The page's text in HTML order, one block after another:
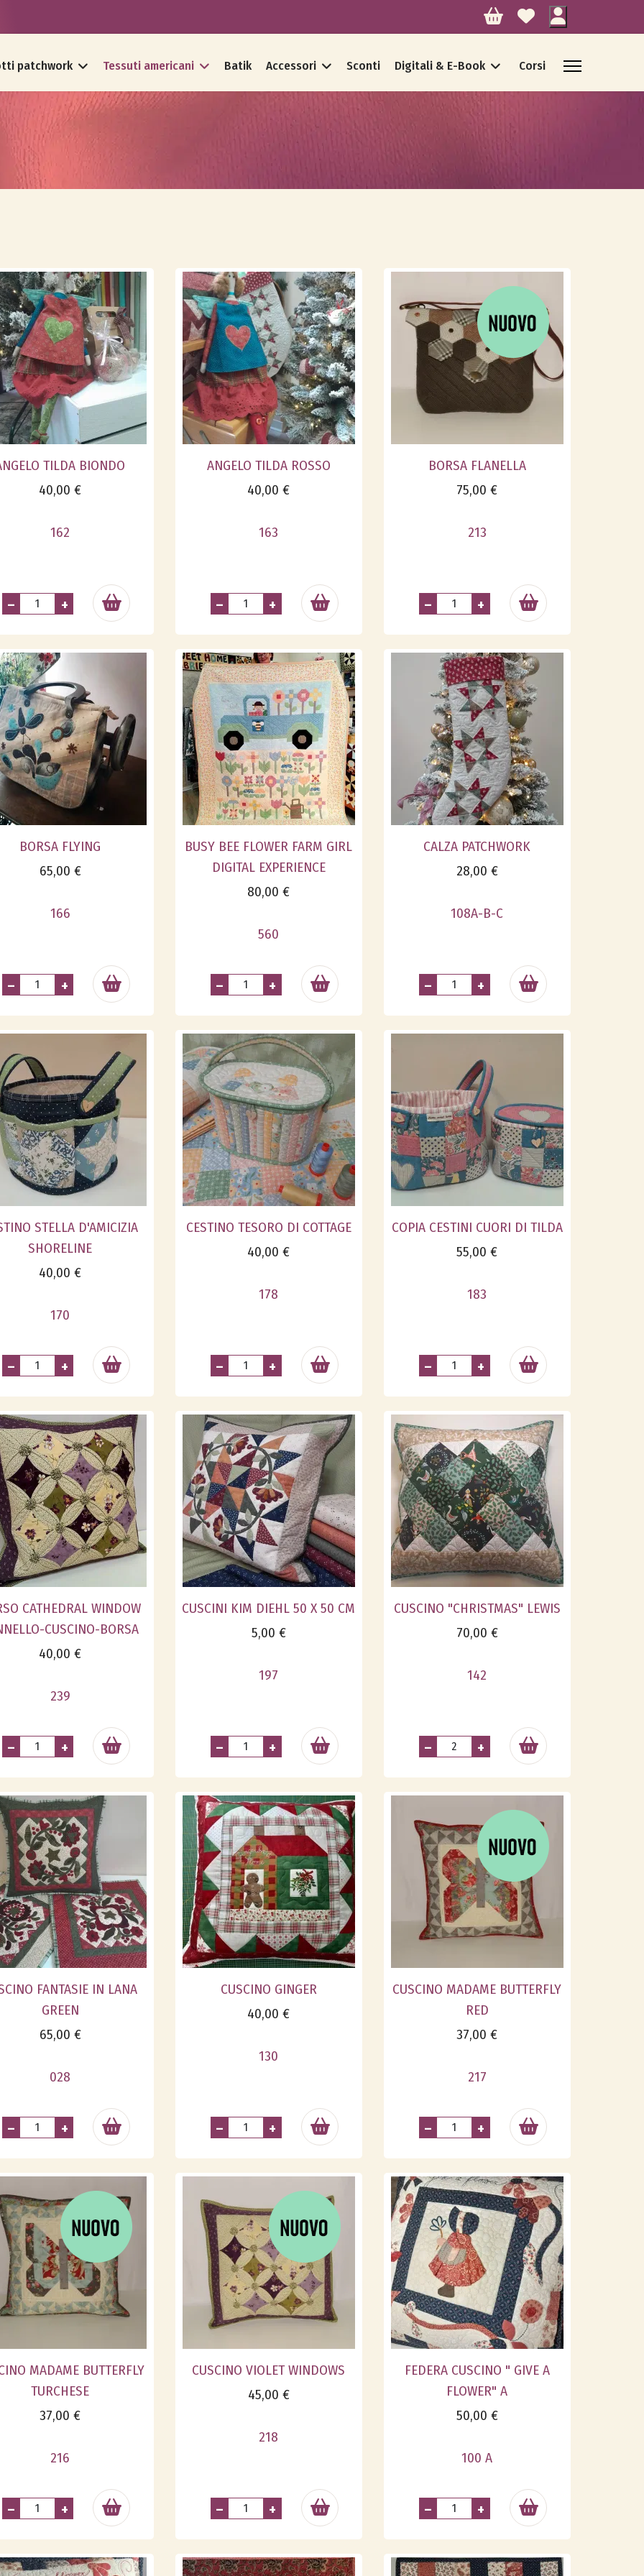
patchwork Tessuti americani Batik Accessori Sconti Digitali & E-Book Corsi
TILDA BIONDO
40,00 €
162
– +
ANGELO TILDA ROSSO
40,00 €
163
– +
BORSA FLANELLA
75,00 €
213
– +
BORSA FLYING
65,00 €
166
– +
BUSY BEE FLOWER FARM GIRL
DIGITAL EXPERIENCE
80,00 €
560
– +
CALZA PATCHWORK
28,00 €
108A-B-C
– +
STELLA D'AMICIZIA
SHORELINE
40,00 €
170
– +
CESTINO TESORO DI COTTAGE
40,00 €
178
– +
COPIA CESTINI CUORI DI TILDA
55,00 €
183
– +
CATHEDRAL WINDOW
CUSCINO-BORSA
40,00 €
239
– +
CUSCINI KIM DIEHL 50 X 50 CM
5,00 €
197
– +
CUSCINO "CHRISTMAS" LEWIS
70,00 €
142
– +
FANTASIE IN LANA
GREEN
65,00 €
028
– +
CUSCINO GINGER
40,00 €
130
– +
CUSCINO MADAME BUTTERFLY
RED
37,00 €
217
– +
MADAME BUTTERFLY
TURCHESE
37,00 €
216
– +
CUSCINO VIOLET WINDOWS
45,00 €
218
– +
FEDERA CUSCINO " GIVE A
FLOWER" A
50,00 €
100 A
– +